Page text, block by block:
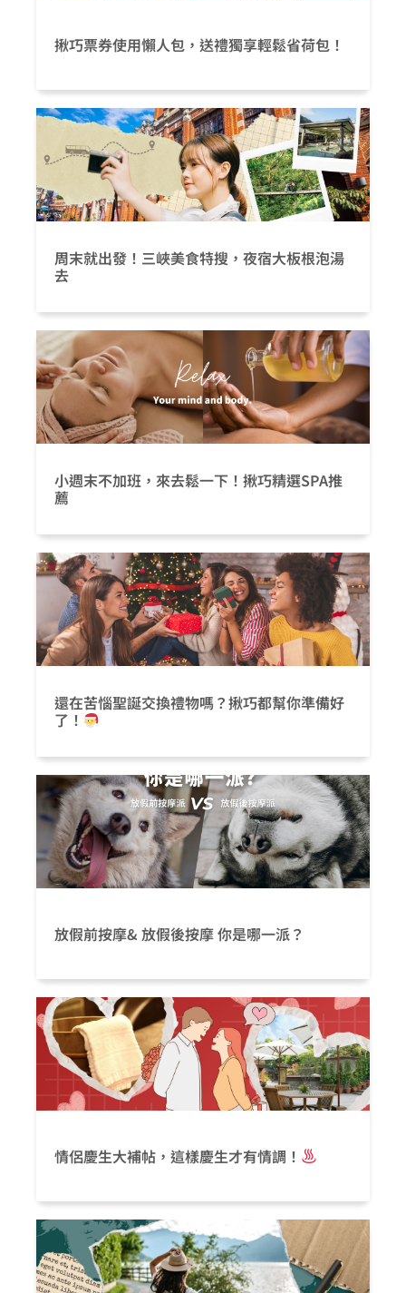
揪巧票券使用懶人包，送禮獨享輕鬆省荷包！
周末就出發！三峽美食特搜，夜宿大板根泡湯
去
小週末不加班，來去鬆一下！揪巧精選SPA推
薦
還在苦惱聖誕交換禮物嗎？揪巧都幫你準備好
了！
放假前按摩& 放假後按摩 你是哪一派？
情侶慶生大補帖，這樣慶生才有情調！